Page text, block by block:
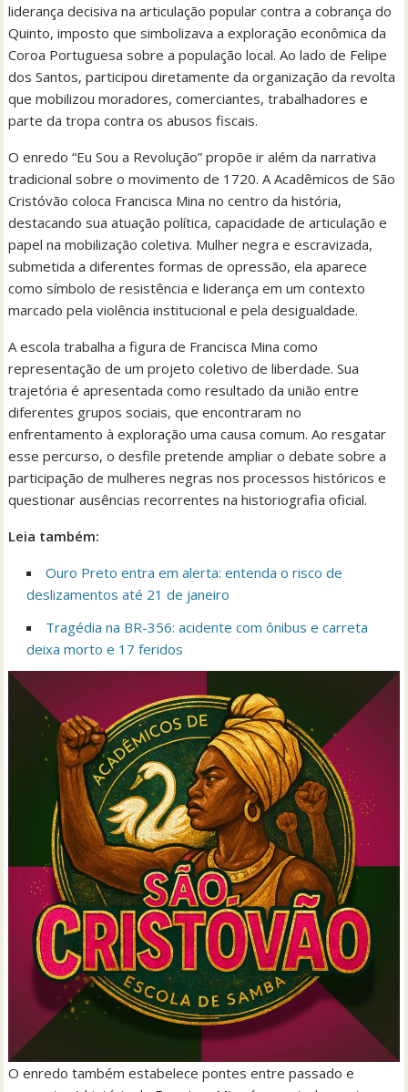
liderança decisiva na articulação popular contra a cobrança do
Quinto, imposto que simbolizava a exploração econômica da
Coroa Portuguesa sobre a população local. Ao lado de Felipe
dos Santos, participou diretamente da organização da revolta
que mobilizou moradores, comerciantes, trabalhadores e
parte da tropa contra os abusos fiscais.
O enredo “Eu Sou a Revolução” propõe ir além da narrativa
tradicional sobre o movimento de 1720. A Acadêmicos de São
Cristóvão coloca Francisca Mina no centro da história,
destacando sua atuação política, capacidade de articulação e
papel na mobilização coletiva. Mulher negra e escravizada,
submetida a diferentes formas de opressão, ela aparece
como símbolo de resistência e liderança em um contexto
marcado pela violência institucional e pela desigualdade.
A escola trabalha a figura de Francisca Mina como
representação de um projeto coletivo de liberdade. Sua
trajetória é apresentada como resultado da união entre
diferentes grupos sociais, que encontraram no
enfrentamento à exploração uma causa comum. Ao resgatar
esse percurso, o desfile pretende ampliar o debate sobre a
participação de mulheres negras nos processos históricos e
questionar ausências recorrentes na historiografia oficial.
Leia também:
Ouro Preto entra em alerta: entenda o risco de
deslizamentos até 21 de janeiro
Tragédia na BR-356: acidente com ônibus e carreta
deixa morto e 17 feridos
O enredo também estabelece pontes entre passado e